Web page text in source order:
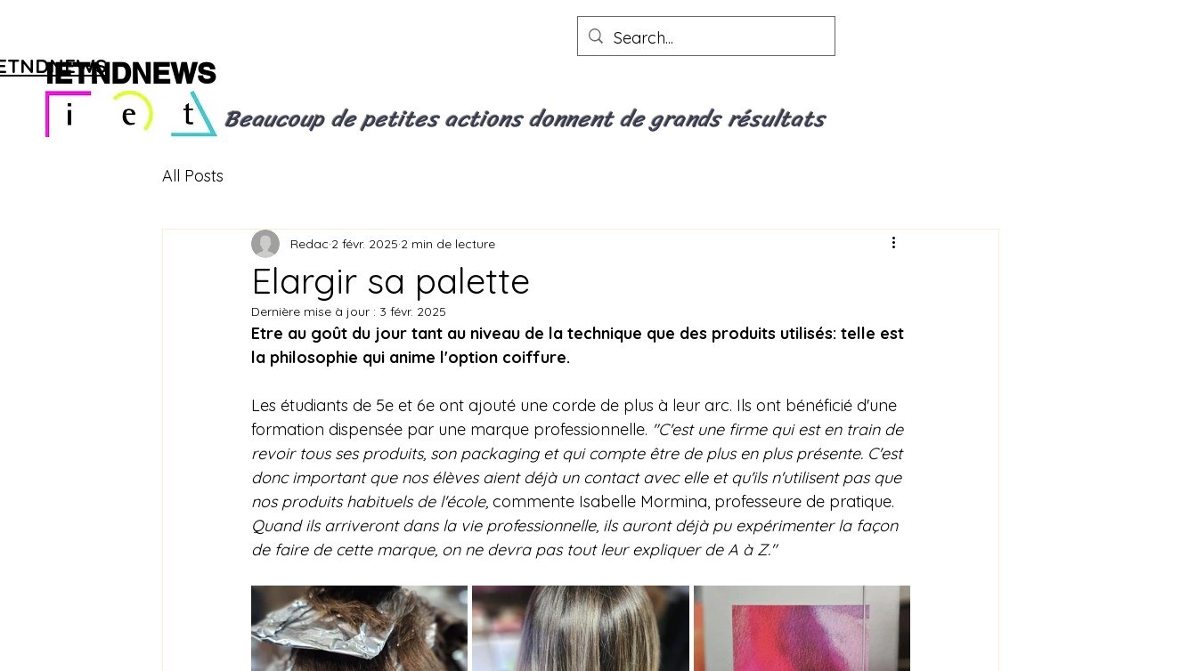
IETNDNEWS
Beaucoup de petites actions donnent de grands résultats
All Posts
Elargir sa palette
Redac 2 févr. 2025 2 min de lecture
Dernière mise à jour : 3 févr. 2025
Etre au goût du jour tant au niveau de la technique que des produits utilisés: telle est
la philosophie qui anime l'option coiffure.
Les étudiants de 5e et 6e ont ajouté une corde de plus à leur arc. Ils ont bénéficié d'une
formation dispensée par une marque professionnelle. "C'est une firme qui est en train de
revoir tous ses produits, son packaging et qui compte être de plus en plus présente. C'est
donc important que nos élèves aient déjà un contact avec elle et qu'ils n'utilisent pas que
nos produits habituels de l'école, commente Isabelle Mormina, professeure de pratique.
Quand ils arriveront dans la vie professionnelle, ils auront déjà pu expérimenter la façon
de faire de cette marque, on ne devra pas tout leur expliquer de A à Z."